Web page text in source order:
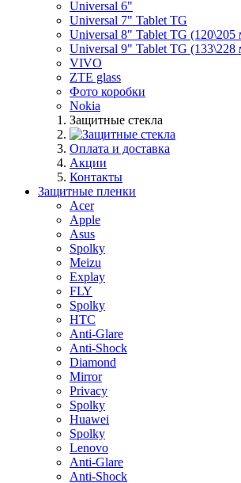
Universal 6"
Universal 7" Tablet TG
Universal 8" Tablet TG (120\205
Universal 9" Tablet TG (133\228
VIVO
ZTE glass
Фото коробки
Nokia
Защитные стекла
Оплата и доставка
Акции
Контакты
Защитные пленки
Acer
Apple
Asus
Spolky
Meizu
Explay
FLY
Spolky
HTC
Anti-Glare
Anti-Shock
Diamond
Mirror
Privacy
Spolky
Huawei
Spolky
Lenovo
Anti-Glare
Anti-Shock